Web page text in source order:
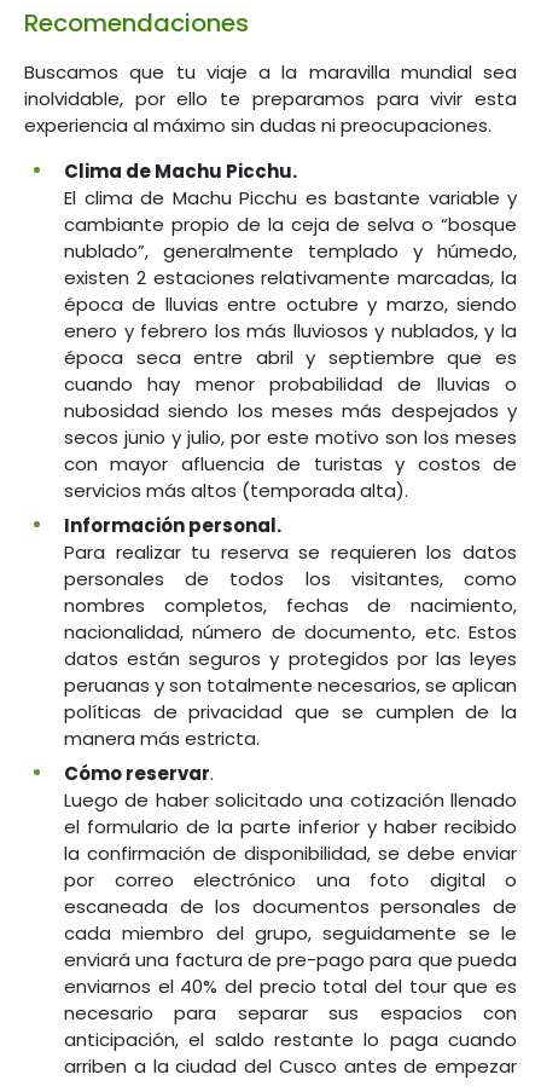
Recomendaciones
Buscamos que tu viaje a la maravilla mundial sea
inolvidable, por ello te preparamos para vivir esta
experiencia al máximo sin dudas ni preocupaciones.
Clima de Machu Picchu.
El clima de Machu Picchu es bastante variable y
cambiante propio de la ceja de selva o “bosque
nublado”, generalmente templado y húmedo,
existen 2 estaciones relativamente marcadas, la
época de lluvias entre octubre y marzo, siendo
enero y febrero los más lluviosos y nublados, y la
época seca entre abril y septiembre que es
cuando hay menor probabilidad de lluvias o
nubosidad siendo los meses más despejados y
secos junio y julio, por este motivo son los meses
con mayor afluencia de turistas y costos de
servicios más altos (temporada alta).
Información personal.
Para realizar tu reserva se requieren los datos
personales de todos los visitantes, como
nombres completos, fechas de nacimiento,
nacionalidad, número de documento, etc. Estos
datos están seguros y protegidos por las leyes
peruanas y son totalmente necesarios, se aplican
políticas de privacidad que se cumplen de la
manera más estricta.
Cómo reservar.
Luego de haber solicitado una cotización llenado
el formulario de la parte inferior y haber recibido
la confirmación de disponibilidad, se debe enviar
por correo electrónico una foto digital o
escaneada de los documentos personales de
cada miembro del grupo, seguidamente se le
enviará una factura de pre-pago para que pueda
enviarnos el 40% del precio total del tour que es
necesario para separar sus espacios con
anticipación, el saldo restante lo paga cuando
arriben a la ciudad del Cusco antes de empezar